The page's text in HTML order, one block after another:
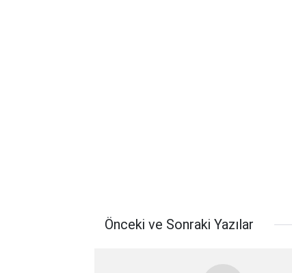
Önceki ve Sonraki Yazılar